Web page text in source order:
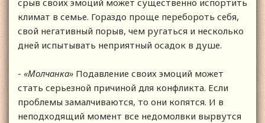
срыв своих эмоций может существенно испортить
климат в семье. Гораздо проще перебороть себя,
свой негативный порыв, чем ругаться и несколько
дней испытывать неприятный осадок в душе.
- «Молчанка» Подавление своих эмоций может
стать серьезной причиной для конфликта. Если
проблемы замалчиваются, то они копятся. И в
неподходящий момент все недомолвки вырвутся